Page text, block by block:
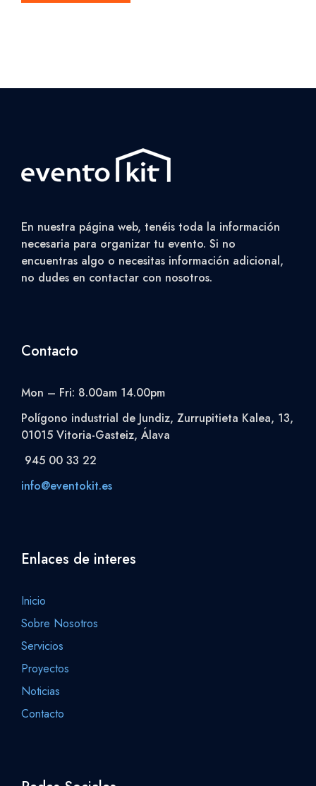
En nuestra página web, tenéis toda la información
necesaria para organizar tu evento. Si no
encuentras algo o necesitas información adicional,
no dudes en contactar con nosotros.
Contacto
Mon – Fri: 8.00am 14.00pm
Polígono industrial de Jundiz, Zurrupitieta Kalea, 13,
01015 Vitoria-Gasteiz, Álava
945 00 33 22
info@eventokit.es
Enlaces de interes
Inicio
Sobre Nosotros
Servicios
Proyectos
Noticias
Contacto